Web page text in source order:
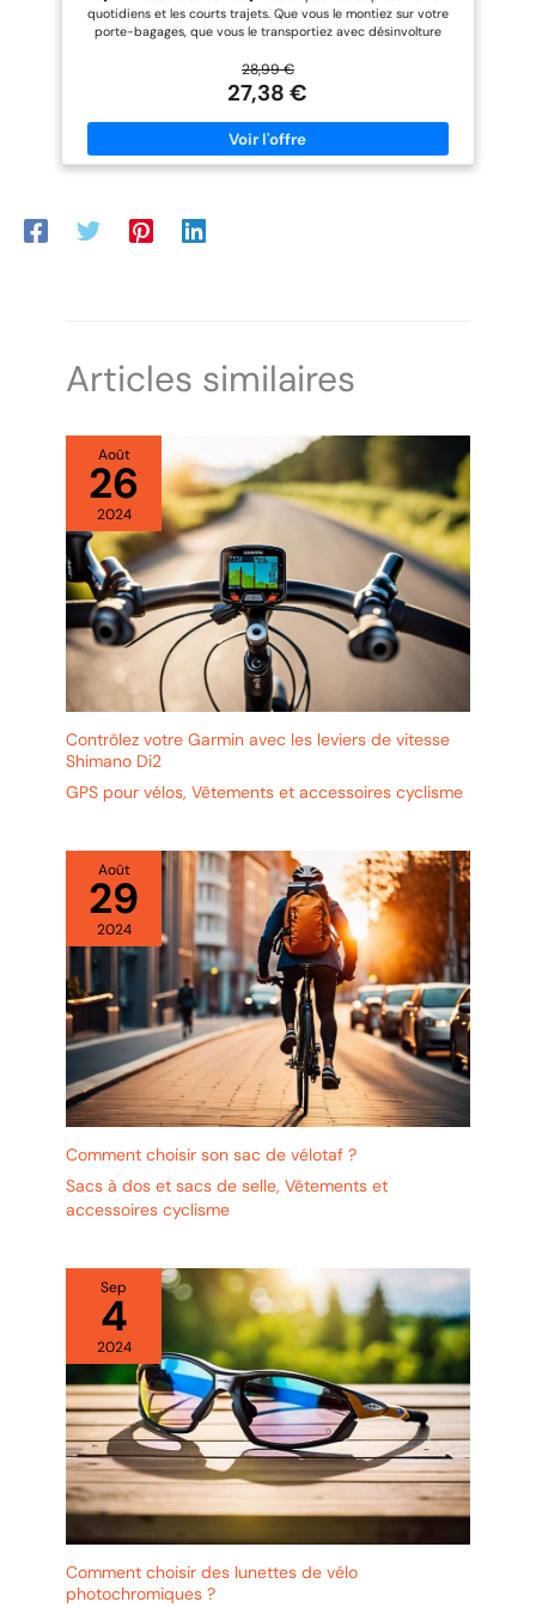
randonnées en plein air, les
pique-niques entre amis, etc.
supplémentaire, qui peut être
utilisée ensemble ou séparément
pour mieux protéger vos
peuvent être facilement
installées sur le siège de votre
et la sécurité de la sacoche. La
sacoche vélo s'adapte à la
plupart des cadres de vélo, tels
que les VTT, les vélos de route,
etc. De plus, la bande
réfléchissante au dos de la
sacoche de porte-bagages de
vélo assure votre sécurité dans
l'obscurité.
quotidiens et les courts trajets. Que vous le montiez sur votre
porte-bagages, que vous le transportiez avec désinvolture
de transport, vous pouvez utiliser votre sac de vélo de
différentes manières. 【 8L et Compartiments multiples】Avec
des dimensions de 37 x 14,5 x 16 cm, vous aurez beaucoup
d'espace pour tout. Le sac principal de 8 L est doté d'une
poche en filet extensible et de 2 poches latérales pour un
rangement facile. Il y a également une poche en filet à l'intérieur
du sac pour votre téléphone portable, votre portefeuille, etc.
pluie et de la saleté. Une fermeture éclair spéciale laminée et
imperméable empêche la pluie de pénétrer. 【Facile à
28,99 €
27,38 €
Articles similaires
Août
26
2024
Contrôlez votre Garmin avec les leviers de vitesse
Shimano Di2
GPS pour vélos, Vêtements et accessoires cyclisme
Août
29
2024
Comment choisir son sac de vélotaf ?
Sacs à dos et sacs de selle, Vêtements et
accessoires cyclisme
Sep
4
2024
Comment choisir des lunettes de vélo
photochromiques ?